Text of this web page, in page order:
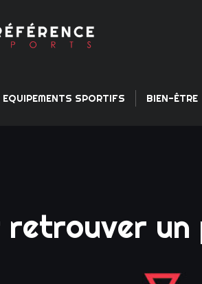
EQUIPEMENTS SPORTIFS BIEN-ÊTRE
un